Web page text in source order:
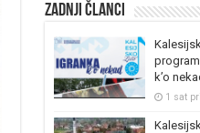
Zadnji članci
k’o
1 sat